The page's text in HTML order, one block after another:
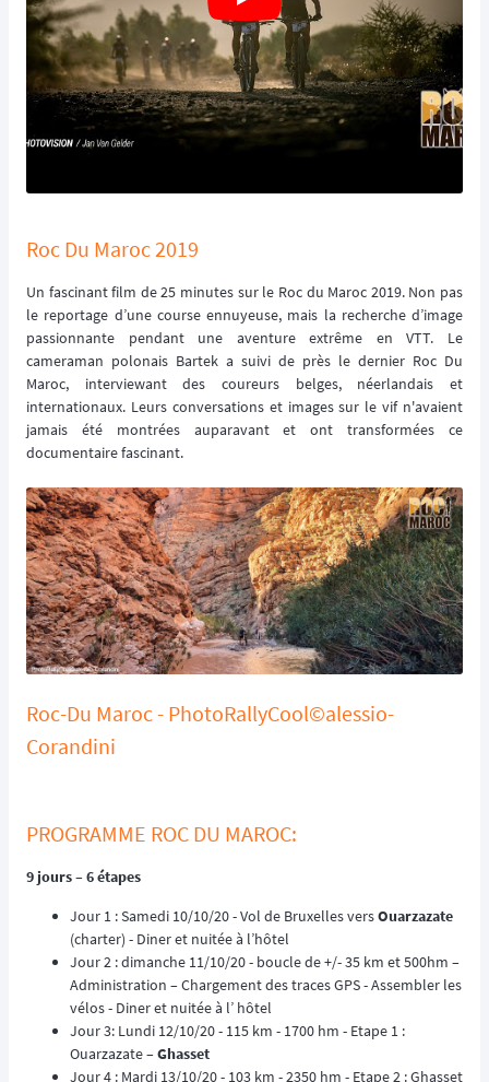
Roc Du Maroc 2019
Un fascinant film de 25 minutes sur le Roc du Maroc 2019. Non pas
le reportage d’une course ennuyeuse, mais la recherche d’image
passionnante pendant une aventure extrême en VTT. Le
cameraman polonais Bartek a suivi de près le dernier Roc Du
Maroc, interviewant des coureurs belges, néerlandais et
internationaux. Leurs conversations et images sur le vif n'avaient
jamais été montrées auparavant et ont transformées ce
documentaire fascinant.
Roc-Du Maroc - PhotoRallyCool©alessio-
Corandini
PROGRAMME ROC DU MAROC:
9 jours – 6 étapes
Jour 1 : Samedi 10/10/20 - Vol de Bruxelles versOuarzazate
(charter) - Diner et nuitée à l’hôtel
Jour 2 : dimanche 11/10/20 - boucle de +/- 35 km et 500hm –
Administration – Chargement des traces GPS - Assembler les
vélos - Diner et nuitée à l’ hôtel
Jour 3: Lundi 12/10/20 - 115 km - 1700 hm - Etape 1 :
Ouarzazate –Ghasset
Jour 4 : Mardi 13/10/20 - 103 km - 2350 hm - Etape 2 : Ghasset